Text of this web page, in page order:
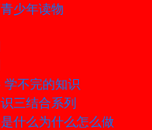
少年读物
不完的知识
三结合系列
什么为什么怎么做